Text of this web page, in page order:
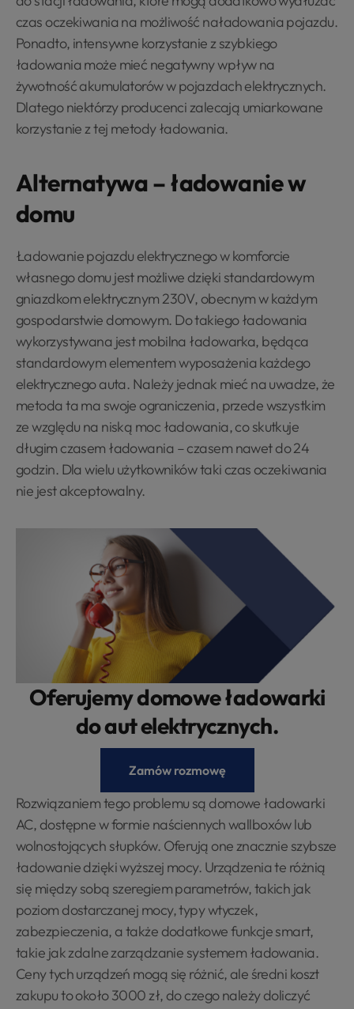
czas oczekiwania na możliwość naładowania pojazdu.
Ponadto, intensywne korzystanie z szybkiego
ładowania może mieć negatywny wpływ na
żywotność akumulatorów w pojazdach elektrycznych.
Dlatego niektórzy producenci zalecają umiarkowane
korzystanie z tej metody ładowania.
Alternatywa – ładowanie w
domu
Ładowanie pojazdu elektrycznego w komforcie
własnego domu jest możliwe dzięki standardowym
gniazdkom elektrycznym 230V, obecnym w każdym
gospodarstwie domowym. Do takiego ładowania
wykorzystywana jest mobilna ładowarka, będąca
standardowym elementem wyposażenia każdego
elektrycznego auta. Należy jednak mieć na uwadze, że
metoda ta ma swoje ograniczenia, przede wszystkim
ze względu na niską moc ładowania, co skutkuje
długim czasem ładowania – czasem nawet do 24
godzin. Dla wielu użytkowników taki czas oczekiwania
nie jest akceptowalny.
Oferujemy domowe ładowarki
do aut elektrycznych.
Zamów rozmowę
Rozwiązaniem tego problemu są domowe ładowarki
AC, dostępne w formie naściennych wallboxów lub
wolnostojących słupków. Oferują one znacznie szybsze
ładowanie dzięki wyższej mocy. Urządzenia te różnią
się między sobą szeregiem parametrów, takich jak
poziom dostarczanej mocy, typy wtyczek,
zabezpieczenia, a także dodatkowe funkcje smart,
takie jak zdalne zarządzanie systemem ładowania.
Ceny tych urządzeń mogą się różnić, ale średni koszt
zakupu to około 3000 zł, do czego należy doliczyć